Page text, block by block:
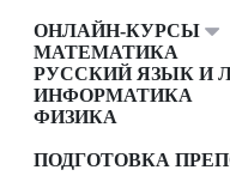
ОНЛАЙН-КУРСЫ
МАТЕМАТИКА
РУССКИЙ ЯЗЫК И
ИНФОРМАТИКА
ФИЗИКА
ПОДГОТОВКА